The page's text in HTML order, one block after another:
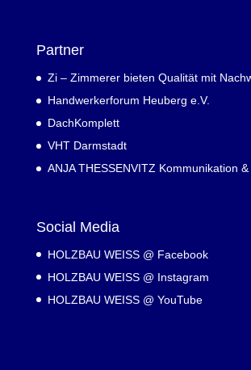
Partner
Zi – Zimmerer bieten Qualität mit
Handwerkerforum Heuberg e.V.
DachKomplett
VHT Darmstadt
ANJA THESSENVITZ Kommunikation
Social Media
HOLZBAU WEISS @ Facebook
HOLZBAU WEISS @ Instagram
HOLZBAU WEISS @ YouTube